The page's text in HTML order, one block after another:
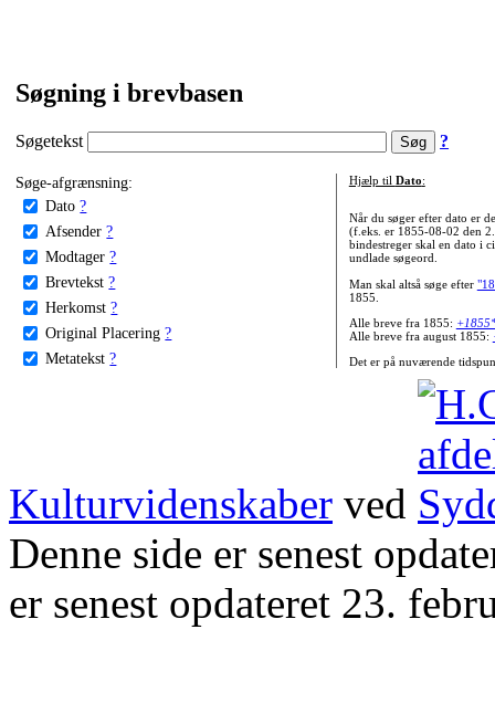
Søgning i brevbasen
Søgetekst ?
Søge-afgrænsning:
Dato ?
Afsender ?
Modtager ?
Brevtekst ?
Herkomst ?
Original Placering ?
Metatekst ?
Hjælp til Dato:
Når du søger efter dato er
(f.eks. er 1855-08-02 den
bindestreger skal en dato i
undlade søgeord.
Man skal altså søge efter
1855.
Alle breve fra 1855:
Alle breve fra august 1855:
Det er på nuværende
Kulturvidenskaber ved
Denne side er senest
er senest opdateret 23.